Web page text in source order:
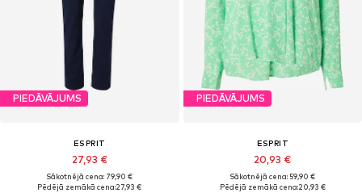
PIEDĀVĀJUMS
ESPRIT
27,93 €
Sākotnējā cena: 79,90 €
Pēdējā zemākā cena:27,93 €
PIEDĀVĀJUMS
ESPRIT
20,93 €
Sākotnējā cena: 59,90 €
Pēdējā zemākā cena:20,93 €